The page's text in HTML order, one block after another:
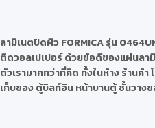
ลามิเนตปิดผิวFORMICA รุ่น
ติดวอลเปเปอร์ ด้วยข้อดีของแผ่นลา
ตัวเรามากกว่าที่คิด ทั้งในห้าง ร้านค้
เก็บของ ตู้บิลท์อิน หน้าบานตู้ ชั้นวาง